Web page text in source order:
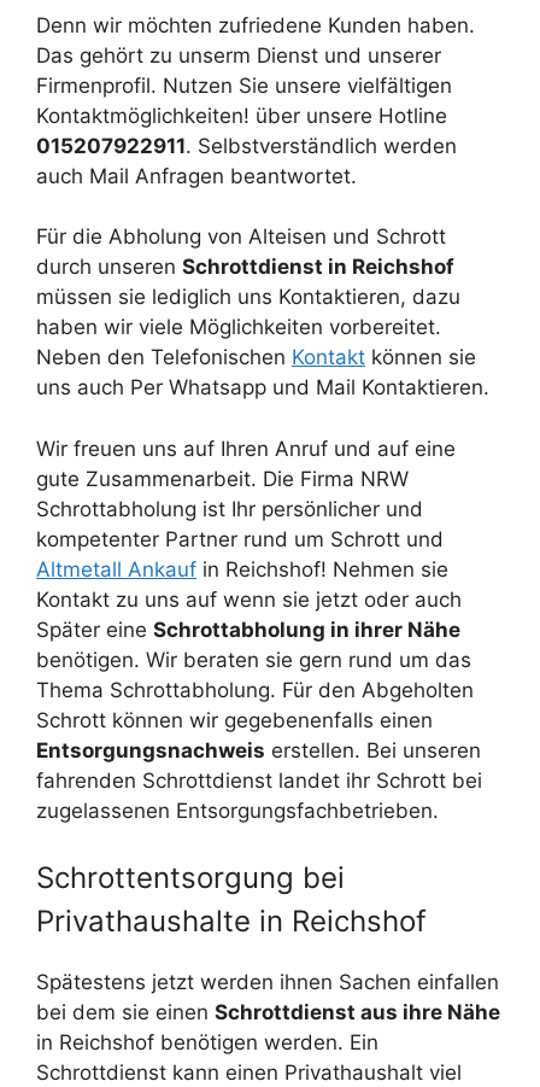
Denn wir möchten zufriedene Kunden haben.
Das gehört zu unserm Dienst und unserer
Firmenprofil. Nutzen Sie unsere vielfältigen
Kontaktmöglichkeiten! über unsere Hotline
015207922911. Selbstverständlich werden
auch Mail Anfragen beantwortet.
Für die Abholung von Alteisen und Schrott
durch unseren Schrottdienst in Reichshof
müssen sie lediglich uns Kontaktieren, dazu
haben wir viele Möglichkeiten vorbereitet.
Neben den Telefonischen Kontakt können sie
uns auch Per Whatsapp und Mail Kontaktieren.
Wir freuen uns auf Ihren Anruf und auf eine
gute Zusammenarbeit. Die Firma NRW
Schrottabholung ist Ihr persönlicher und
kompetenter Partner rund um Schrott und
Altmetall Ankauf in Reichshof! Nehmen sie
Kontakt zu uns auf wenn sie jetzt oder auch
Später eine Schrottabholung in ihrer Nähe
benötigen. Wir beraten sie gern rund um das
Thema Schrottabholung. Für den Abgeholten
Schrott können wir gegebenenfalls einen
Entsorgungsnachweis erstellen. Bei unseren
fahrenden Schrottdienst landet ihr Schrott bei
zugelassenen Entsorgungsfachbetrieben.
Schrottentsorgung bei
Privathaushalte in Reichshof
Spätestens jetzt werden ihnen Sachen einfallen
bei dem sie einen Schrottdienst aus ihre Nähe
in Reichshof benötigen werden. Ein
Schrottdienst kann einen Privathaushalt viel